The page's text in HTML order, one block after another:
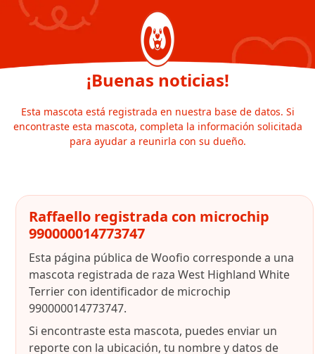
¡Buenas noticias!
Esta mascota está registrada en nuestra base de datos. Si
encontraste esta mascota, completa la información solicitada
para ayudar a reunirla con su dueño.
Raffaello registrada con microchip
990000014773747
Esta página pública de Woofio corresponde a una
mascota registrada de raza West Highland White
Terrier con identificador de microchip
990000014773747.
Si encontraste esta mascota, puedes enviar un
reporte con la ubicación, tu nombre y datos de